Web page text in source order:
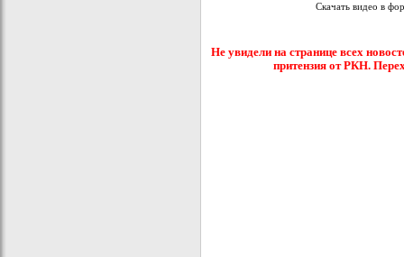
Скачать видео в
Не увидели на странице всех
притензия от РКН.